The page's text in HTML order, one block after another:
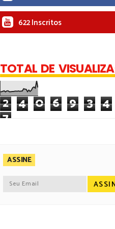
622 Inscritos
TOTAL DE
2 4 0 6 9 3 4
7
ASSINE